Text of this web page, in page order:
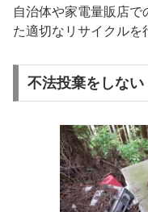
自治体や家電量販店
た適切なリサイクルを
不法投棄をしない